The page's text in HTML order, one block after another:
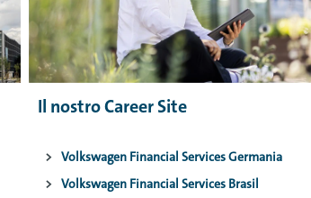
Il nostro Career Site
> Volkswagen Financial Services Germania
> Volkswagen Financial Services Brasil